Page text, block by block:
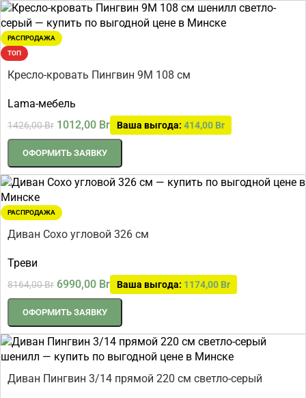
РАСПРОДАЖА
ТОП
Кресло-кровать Пингвин 9М 108 см
Lama-мебель
1426,00Br 1012,00 Br Ваша выгода: 414,00 Br
ОФОРМИТЬ ЗАЯВКУ
РАСПРОДАЖА
Диван Сохо угловой 326 см
Треви
8164,00Br 6990,00 Br Ваша выгода: 1174,00 Br
ОФОРМИТЬ ЗАЯВКУ
Диван Пингвин 3/14 прямой 220 см светло-серый